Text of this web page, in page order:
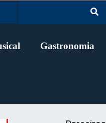
Gastronomia